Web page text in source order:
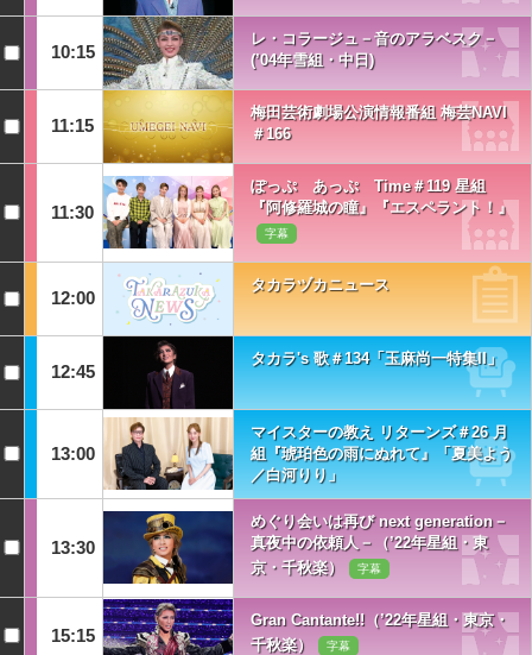
10:15
レ・コラージュ－音のアラベスク－
(’04年雪組・中日)
11:15
梅田芸術劇場公演情報番組 梅芸NAVI
＃166
11:30
ぽっぷ あっぷ Time＃119 星組
『阿修羅城の瞳』『エスペラント！』
字幕
12:00
タカラヅカニュース
12:45
タカラ's 歌＃134「玉麻尚一特集II」
13:00
マイスターの教え リターンズ＃26 月
組『琥珀色の雨にぬれて』「夏美よう
／白河りり」
13:30
めぐり会いは再び next generation－
真夜中の依頼人－（’22年星組・東
京・千秋楽）
字幕
15:15
Gran Cantante!!（’22年星組・東京・
千秋楽）
字幕